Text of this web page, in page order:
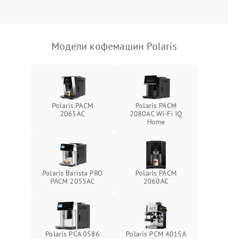
Модели кофемашин Polaris
Polaris PACM
2065AC
Polaris PACM
2080AC Wi-Fi IQ
Home
Polaris Barista PRO
PACM 2055AC
Polaris PACM
2060AC
Polaris PCA 0586 Polaris PCM 4015A